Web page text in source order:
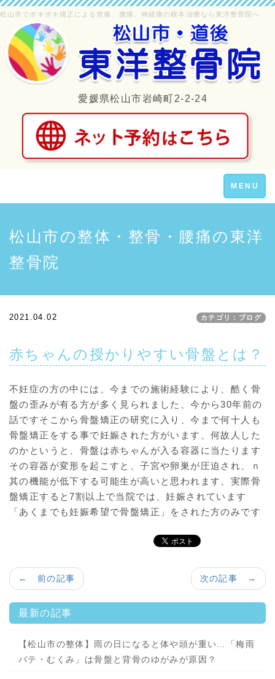
松山市でポキポキ矯正による首痛、腰痛、神経痛の根本治療なら東洋整骨院へ
愛媛県松山市岩崎町2-2-24
Toggle
navigation
MENU
松山市の整体・整骨・腰痛の東洋
整骨院
2021.04.02 カテゴリ：ブログ
赤ちゃんの授かりやすい骨盤とは？
不妊症の方の中には、今までの施術経験により、酷く骨
盤の歪みが有る方が多く見られました、今から30年前の
話ですそこから骨盤矯正の研究に入り、今まで何十人も
骨盤矯正をする事で妊娠された方がいます、何故人した
のかというと、骨盤は赤ちゃんが入る容器に当たります
その容器が変形を起こすと、子宮や卵巣が圧迫され、ｎ
其の機能が低下する可能生が高いと思われます、実際骨
盤矯正すると7割以上で当院では、妊娠されています
「あくまでも妊娠希望で骨盤矯正」をされた方のみです
次の記事 →
← 前の記事
最新の記事
【松山市の整体】雨の日になると体や頭が重い…「梅雨
バテ・むくみ」は骨盤と背骨のゆがみが原因？